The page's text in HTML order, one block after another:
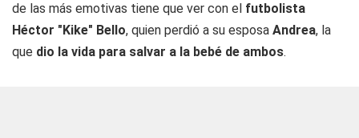
de las más emotivas tiene que ver con el futbolista
Héctor "Kike" Bello, quien perdió a su esposa Andrea, la
que dio la vida para salvar a la bebé de ambos.